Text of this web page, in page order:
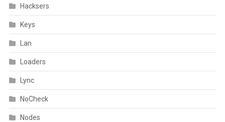
Hacksers
Keys
Lan
Loaders
Lync
NoCheck
Nodes